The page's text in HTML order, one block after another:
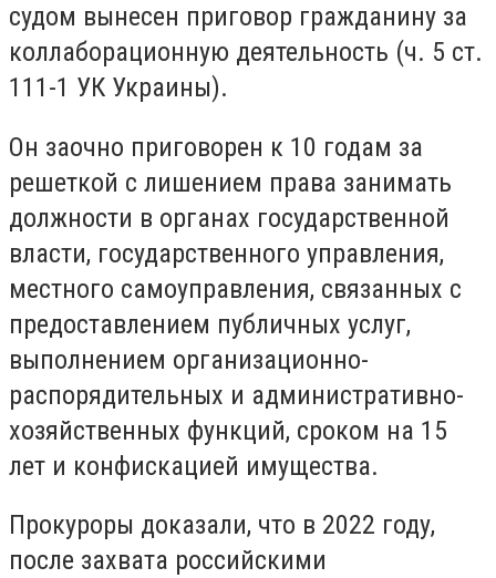
судом вынесен приговор гражданину за
коллаборационную деятельность (ч. 5 ст.
111-1 УК Украины).
Он заочно приговорен к 10 годам за
решеткой с лишением права занимать
должности в органах государственной
власти, государственного управления,
местного самоуправления, связанных с
предоставлением публичных услуг,
выполнением организационно-
распорядительных и административно-
хозяйственных функций, сроком на 15
лет и конфискацией имущества.
Прокуроры доказали, что в 2022 году,
после захвата российскими